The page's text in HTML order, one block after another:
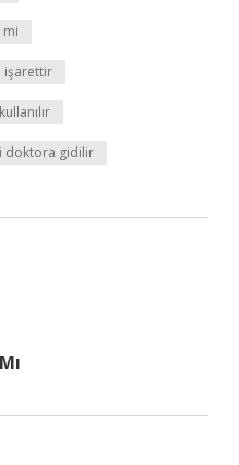
mi
işarettir
doktora gidilir